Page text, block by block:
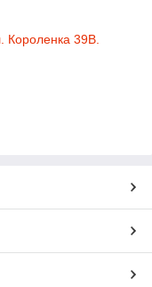
Короленка 39В.